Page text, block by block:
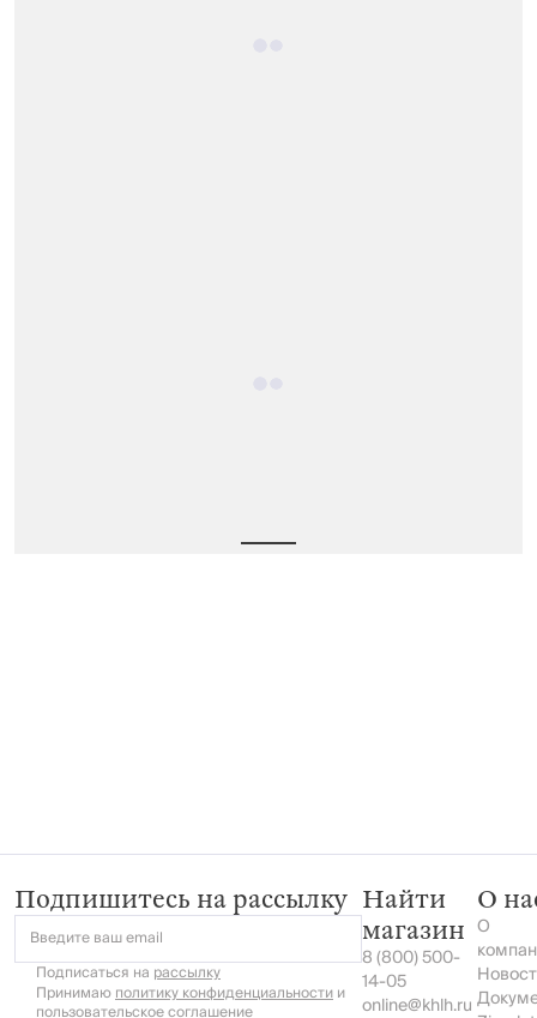
Подпишитесь на рассылку
Введите ваш email
Подписаться на рассылку
Принимаюполитику конфиденциальностии
пользовательское соглашение
Найти
магазин
8 (800) 500-
14-05
online@khlh.ru
О
О